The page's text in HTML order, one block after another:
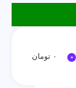
0 ۰ تومان